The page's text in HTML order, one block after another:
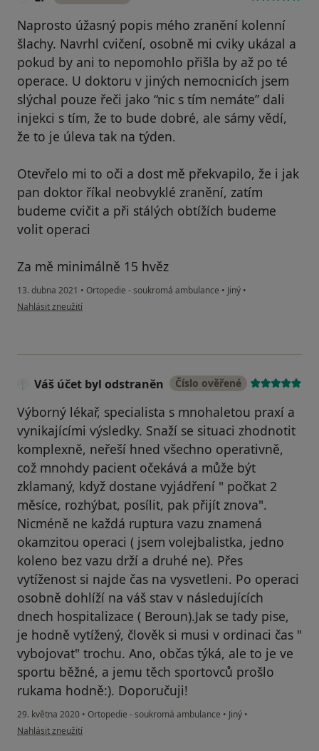
Naprosto úžasný popis mého zranění kolenní
šlachy. Navrhl cvičení, osobně mi cviky ukázal a
pokud by ani to nepomohlo přišla by až po té
operace. U doktoru v jiných nemocnicích jsem
slýchal pouze řeči jako “nic s tím nemáte” dali
injekci s tím, že to bude dobré, ale sámy vědí,
že to je úleva tak na týden.
Otevřelo mi to oči a dost mě překvapilo, že i jak
pan doktor říkal neobvyklé zranění, zatím
budeme cvičit a při stálých obtížích budeme
volit operaci
Za mě minimálně 15 hvěz
13. dubna 2021 • Ortopedie - soukromá ambulance • Jiný •
podle názoru uživatele LP
Nahlásit zneužití
Váš účet byl odstraněn Číslo ověřené
Výborný lékař, specialista s mnohaletou praxí a
vynikajícími výsledky. Snaží se situaci zhodnotit
komplexně, neřeší hned všechno operativně,
což mnohdy pacient očekává a může být
zklamaný, když dostane vyjádření " počkat 2
měsíce, rozhýbat, posílit, pak přijít znova".
Nicméně ne každá ruptura vazu znamená
okamzitou operaci ( jsem volejbalistka, jedno
koleno bez vazu drží a druhé ne). Přes
vytíženost si najde čas na vysvetleni. Po operaci
osobně dohlíží na váš stav v následujících
dnech hospitalizace ( Beroun).Jak se tady pise,
je hodně vytížený, člověk si musi v ordinaci čas "
vybojovat" trochu. Ano, občas týká, ale to je ve
sportu běžné, a jemu těch sportovců prošlo
rukama hodně:). Doporučuji!
29. května 2020 • Ortopedie - soukromá ambulance • Jiný •
podle názoru uživatele Váš účet byl odstraněn
Nahlásit zneužití